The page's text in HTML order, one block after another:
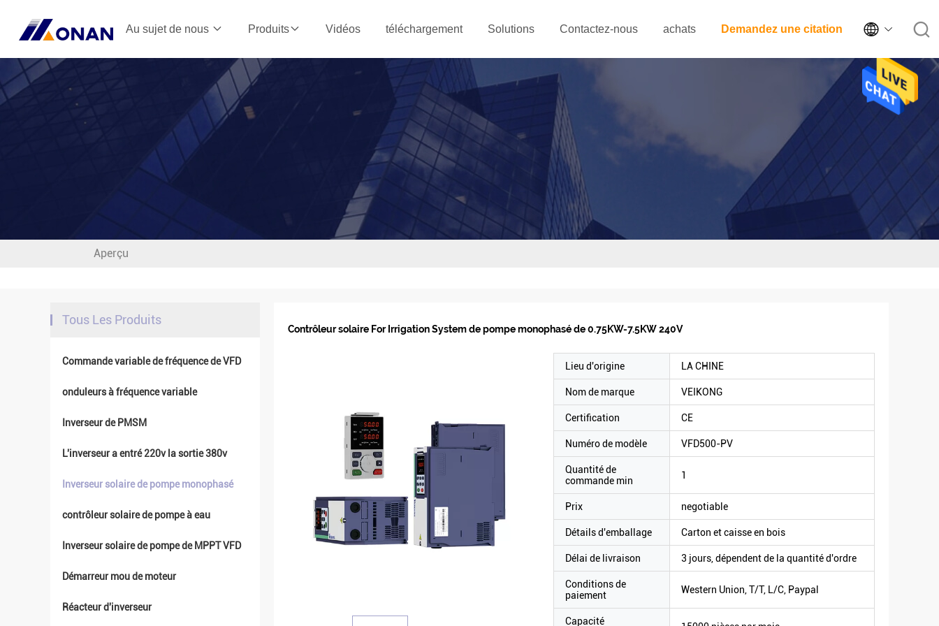
Au sujet de nous Produits Vidéos téléchargement Solutions Contactez-nous achats Demandez une citation 
Aperçu
Tous Les Produits
Commande variable de fréquence de VFD
onduleurs à fréquence variable
Inverseur de PMSM
L'inverseur a entré 220v la sortie 380v
Inverseur solaire de pompe monophasé
contrôleur solaire de pompe à eau
Inverseur solaire de pompe de MPPT VFD
Démarreur mou de moteur
Réacteur d'inverseur
Contrôleur solaire For Irrigation System de pompe monophasé de 0.75KW-7.5KW 240V
Lieu d'origine LA CHINE
Nom de marque VEIKONG
Certification CE
Numéro de modèle VFD500-PV
Quantité de
commande min
1
Prix negotiable
Détails d'emballage Carton et caisse en bois
Délai de livraison 3 jours, dépendent de la quantité d'ordre
Conditions de
paiement
Western Union, T/T, L/C, Paypal
Capacité